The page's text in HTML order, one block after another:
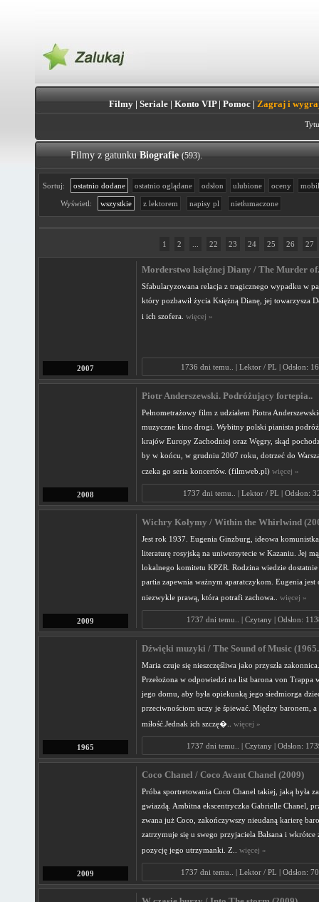
Filmy| Seriale| Konto VIP| Pomoc| Zagraj i
Filmy z gatunkuBiografie (593).
Sortuj: ostatnio dodane ostatnio oglądane odsłon ulubione oceny
Wyświetl: wszystkie z lektorem napisy pl nietłumaczone
1 2 22 23 24 25 26 27
2007
Morderstwo księżnej Diany / The Murder
Sfabularyzowana relacja z tragicznego wypadku w
który pozbawił życia Księżną Dianę, jej towarzysza
i ich szofera. więcej »
1736 dni temu.. | Lektor / PL | Odsłon:
2008
Piotr Anderszewski. Podróżujący fortepia..
Pełnometrażowy film z udziałem Piotra
muzyczne kino drogi. Wybitny polski pianista
krajów Europy Zachodniej oraz Węgry, skąd
by w końcu, w grudniu 2007 roku, dotrzeć do
czeka go seria koncertów. (filmweb.pl) więcej »
1737 dni temu.. | Lektor / PL | Odsłon:
2009
Wichry Kołymy / Within the Whirlwind
Jest rok 1937. Eugenia Ginzburg, ideowa
literaturę rosyjską na uniwersytecie w Kazaniu. Jej
lokalnego komitetu KPZR. Rodzina wiedzie
partia zapewnia ważnym aparatczykom. Eugenia jest
niezwykle prawą, która potrafi zachowa.. więcej »
1737 dni temu.. | Czytany | Odsłon:
1965
Dźwięki muzyki / The Sound of Music
Maria czuje się nieszczęśliwa jako przyszła
Przełożona w odpowiedzi na list barona von Trappa
jego domu, aby była opiekunką jego siedmiorga
przeciwnościom uczy je śpiewać. Między baronem,
miłość.Jednak ich szczę�.. więcej »
1737 dni temu.. | Czytany | Odsłon:
2009
Coco Chanel / Coco Avant Chanel (2009)
Próba sportretowania Coco Chanel takiej, jaką była
gwiazdą. Ambitna ekscentryczka Gabrielle Chanel,
zwana już Coco, zakończywszy nieudaną karierę
zatrzymuje się u swego przyjaciela Balsana i wkrótce
pozycję jego utrzymanki. Z.. więcej »
1737 dni temu.. | Lektor / PL | Odsłon: